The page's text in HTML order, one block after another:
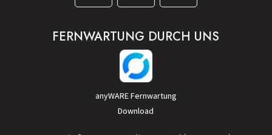
FERNWARTUNG DURCH UNS
anyWARE Fernwartung
Download